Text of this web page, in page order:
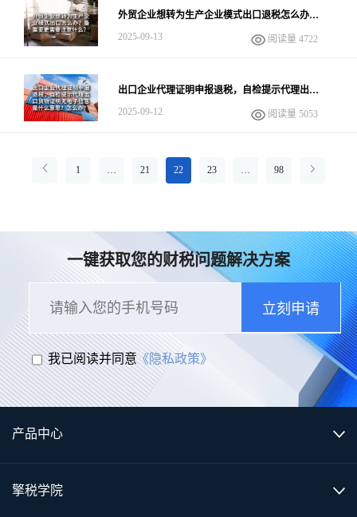
外贸企业想转为生产企业模式出口退税怎么办？
2025-09-13 阅读量 4722
出口企业代理证明申报退税，自检提示代理出口
2025-09-12 阅读量 5053
1 … 21 22 23 … 98
一键获取您的财税问题解决方案
立刻申请
我已阅读并同意《隐私政策》
产品中心
擎税学院